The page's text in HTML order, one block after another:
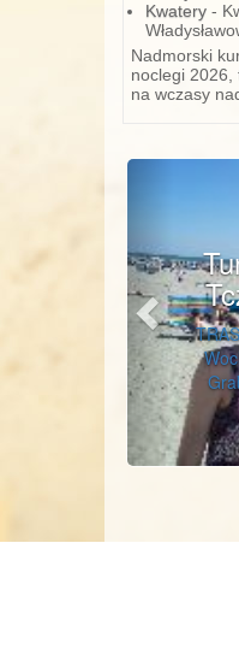
Kwatery -
Nadmorski
noclegi 2026,
na wczasy